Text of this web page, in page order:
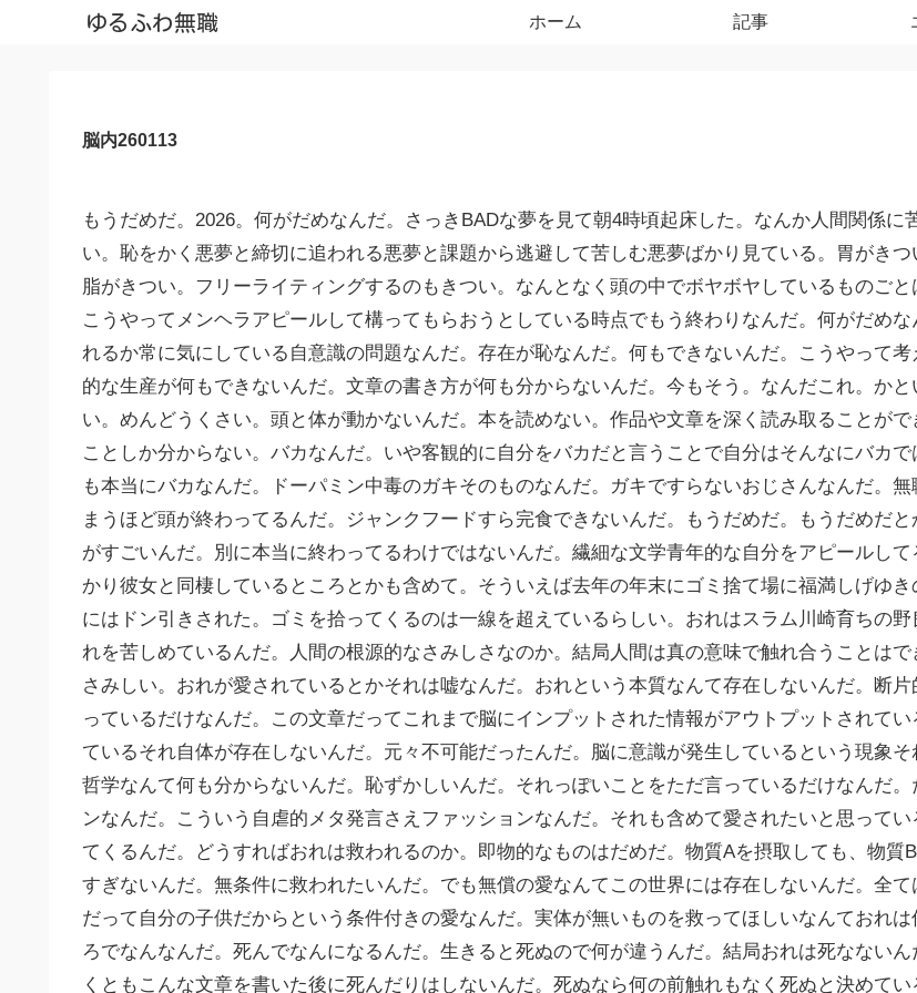
ゆるふわ無職 ホーム 記事
脳内260113
もうだめだ。2026。何がだめなんだ。さっきBADな夢を見て朝4時頃起床した。なんか人間関係
い。恥をかく悪夢と締切に追われる悪夢と課題から逃避して苦しむ悪夢ばかり見ている。胃がき
脂がきつい。フリーライティングするのもきつい。なんとなく頭の中でボヤボヤしているものご
こうやってメンヘラアピールして構ってもらおうとしている時点でもう終わりなんだ。何がだめ
れるか常に気にしている自意識の問題なんだ。存在が恥なんだ。何もできないんだ。こうやって
的な生産が何もできないんだ。文章の書き方が何も分からないんだ。今もそう。なんだこれ。か
い。めんどうくさい。頭と体が動かないんだ。本を読めない。作品や文章を深く読み取ることが
ことしか分からない。バカなんだ。いや客観的に自分をバカだと言うことで自分はそんなにバカ
も本当にバカなんだ。ドーパミン中毒のガキそのものなんだ。ガキですらないおじさんなんだ。
まうほど頭が終わってるんだ。ジャンクフードすら完食できないんだ。もうだめだ。もうだめだ
がすごいんだ。別に本当に終わってるわけではないんだ。繊細な文学青年的な自分をアピールし
かり彼女と同棲しているところとかも含めて。そういえば去年の年末にゴミ捨て場に福満しげゆ
にはドン引きされた。ゴミを拾ってくるのは一線を超えているらしい。おれはスラム川崎育ちの
れを苦しめているんだ。人間の根源的なさみしさなのか。結局人間は真の意味で触れ合うことは
さみしい。おれが愛されているとかそれは嘘なんだ。おれという本質なんて存在しないんだ。断
っているだけなんだ。この文章だってこれまで脳にインプットされた情報がアウトプットされて
ているそれ自体が存在しないんだ。元々不可能だったんだ。脳に意識が発生しているという現象
哲学なんて何も分からないんだ。恥ずかしいんだ。それっぽいことをただ言っているだけなんだ
ンなんだ。こういう自虐的メタ発言さえファッションなんだ。それも含めて愛されたいと思って
てくるんだ。どうすればおれは救われるのか。即物的なものはだめだ。物質Aを摂取しても、物
すぎないんだ。無条件に救われたいんだ。でも無償の愛なんてこの世界には存在しないんだ。全
だって自分の子供だからという条件付きの愛なんだ。実体が無いものを救ってほしいなんておれ
ろでなんなんだ。死んでなんになるんだ。生きると死ぬので何が違うんだ。結局おれは死なない
くともこんな文章を書いた後に死んだりはしないんだ。死ぬなら何の前触れもなく死ぬと決めて